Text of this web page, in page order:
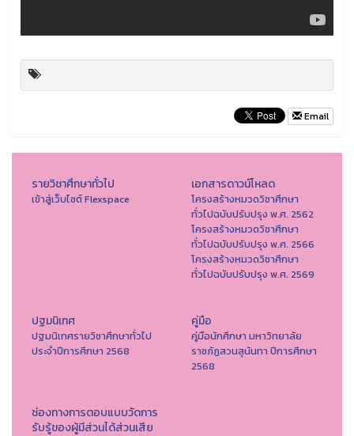
Email
รายวิชาศึกษาทั่วไป
เข้าสู่เว็บไซต์ Flexspace
เอกสารดาวน์โหลด
โครงสร้างหมวดวิชาศึกษา
ทั่วไปฉบับปรับปรุง พ.ศ. 2562
โครงสร้างหมวดวิชาศึกษา
ทั่วไปฉบับปรับปรุง พ.ศ. 2566
โครงสร้างหมวดวิชาศึกษา
ทั่วไปฉบับปรับปรุง พ.ศ. 2569
ปฐมนิเทศ
ปฐมนิเทศรายวิชาศึกษาทั่วไป
ประจำปีการศึกษา 2568
คู่มือ
คู่มือนักศึกษา มหาวิทยาลัย
ราชภัฏสวนสุนันทา ปีการศึกษา
2568
ช่องทางการตอบแบบวัดการ
รับรู้ของผู้มีส่วนได้ส่วนเสีย